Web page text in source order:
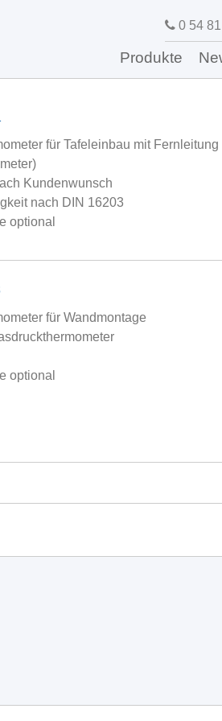
0 54
Produkte
für Tafeleinbau mit Fernleitung
Kundenwunsch
nach DIN 16203
optional
für Wandmontage
optional